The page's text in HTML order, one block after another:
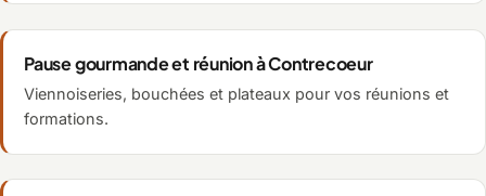
Pause gourmande et réunion à Contrecoeur
Viennoiseries, bouchées et plateaux pour vos réunions et
formations.